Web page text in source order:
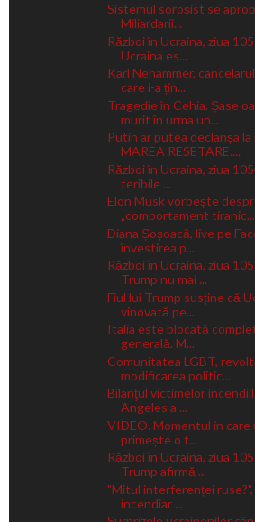
Sistemul soroșist se
Miliardarii...
Război în Ucraina, ziua
Ucraina es...
Karl Nehammer,
care i-a țin...
Tragedie în Cehia. Șase
murit în urma un...
Putin ar putea declanșa la
MAREA RESETARE....
Război în Ucraina, ziua
teribile ...
Elon Musk vorbește
„comportament tiranic...
Diana Șoșoacă, live pe
învestirea p...
Război în Ucraina, ziua
Trump nu mai ...
Fiul lui Trump susține că
vinovată pe...
Italia este blocată
generală. M...
Comunitatea LGBT,
modificarea politic...
Bilanţul victimelor
Angeles a ...
VIDEO. Momentul în care
primește o t...
Război în Ucraina, ziua
Trump afirmă ...
"Mitul interferenței
incendiar ...